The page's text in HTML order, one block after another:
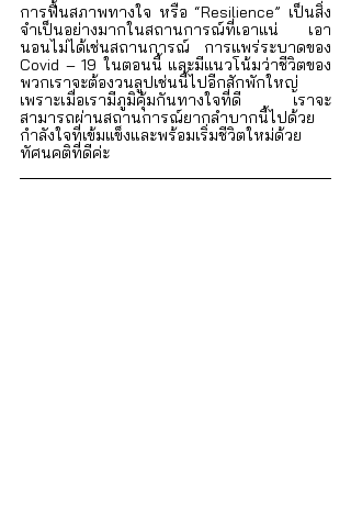
การฟื้นสภาพทางใจ หรือ “Resilience” เป็นสิ่ง
จำเป็นอย่างมากในสถานการณ์ที่เอาแน่ เอา
นอนไม่ได้เช่นสถานการณ์ การแพร่ระบาดของ
Covid – 19 ในตอนนี้ และมีแนวโน้มว่าชีวิตของ
พวกเราจะต้องวนลูปเช่นนี้ไปอีกสักพักใหญ่
เพราะเมื่อเรามีภูมิคุ้มกันทางใจที่ดี เราจะ
สามารถผ่านสถานการณ์ยากลำบากนี้ไปด้วย
กำลังใจที่เข้มแข็งและพร้อมเริ่มชีวิตใหม่ด้วย
ทัศนคติที่ดีค่ะ